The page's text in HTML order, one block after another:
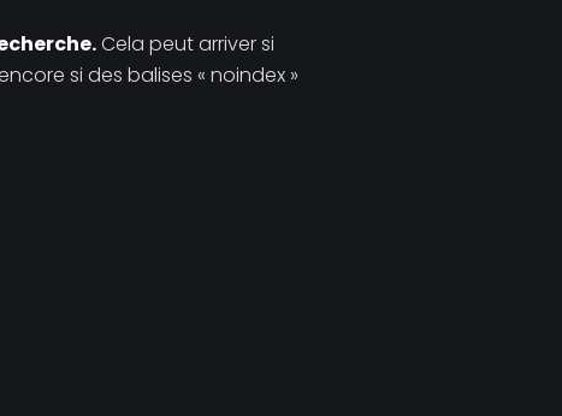
Cela peut arriver si
si des balises « noindex »